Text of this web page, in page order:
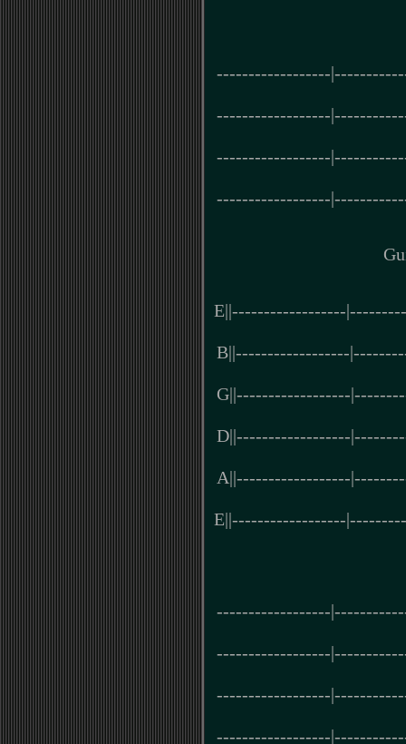
------------------
------------------
------------------
------------------
E||------------------
B||------------------
G||------------------
D||------------------
A||------------------
E||------------------
------------------
------------------
------------------
------------------